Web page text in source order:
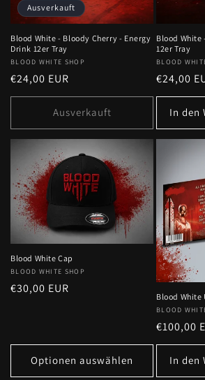
Ausverkauft
Blood White - Bloody Cherry - Energy
Drink 12er Tray
Anbieter:
BLOOD WHITE SHOP
Normaler
Preis
€24,00 EUR
Ausverkauft
Blood White
12er Tray
Anbieter:
BLOOD
Normaler
Preis
€24,00
In den
Blood White Cap
Anbieter:
BLOOD WHITE SHOP
Normaler
€30,00 EUR
Optionen auswählen
Blood
Anbieter:
BLOOD
Normaler
Preis
€100,00
In den